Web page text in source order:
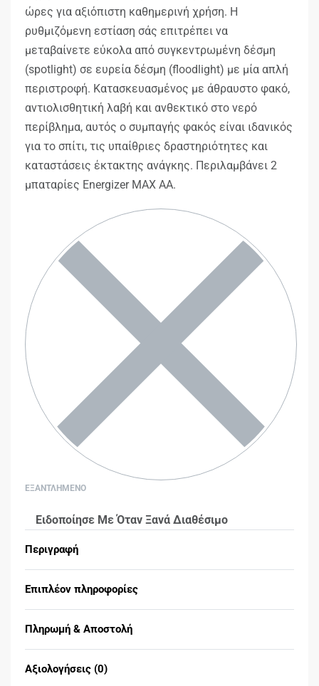
ώρες για αξιόπιστη καθημερινή χρήση. Η
ρυθμιζόμενη εστίαση σάς επιτρέπει να
μεταβαίνετε εύκολα από συγκεντρωμένη δέσμη
(spotlight) σε ευρεία δέσμη (floodlight) με μία απλή
περιστροφή. Κατασκευασμένος με άθραυστο φακό,
αντιολισθητική λαβή και ανθεκτικό στο νερό
περίβλημα, αυτός ο συμπαγής φακός είναι ιδανικός
για το σπίτι, τις υπαίθριες δραστηριότητες και
καταστάσεις έκτακτης ανάγκης. Περιλαμβάνει 2
μπαταρίες Energizer MAX AA.
ΕΞΑΝΤΛΗΜΕΝΟ
Ειδοποίησε Με Όταν Ξανά Διαθέσιμο
Περιγραφή
Επιπλέον πληροφορίες
Πληρωμή & Αποστολή
Αξιολογήσεις (0)